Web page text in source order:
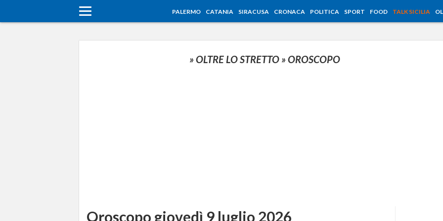
PALERMO CATANIA SIRACUSA CRONACA POLITICA SPORT FOOD TALK SICILIA
» OLTRE LO STRETTO » OROSCOPO
Oroscopo giovedì 9 luglio 2026